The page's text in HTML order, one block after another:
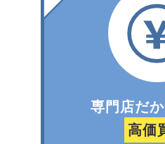
専門店だ
高価